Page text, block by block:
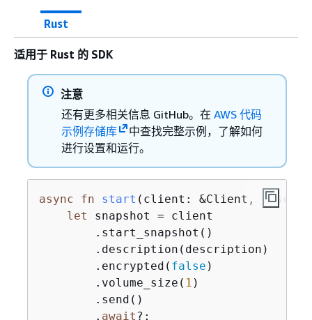
Rust
适用于 Rust 的 SDK
注意
还有更多相关信息 GitHub。在 AWS 代码
示例存储库
中查找完整示例，了解如何
进行设置和运行。
async fn start (client: &Client,
let snapshot = client
        .start_snapshot()
        .description(description)
        .encrypted(
false )
        .volume_size(
1 )
        .send()
        .
await ?;